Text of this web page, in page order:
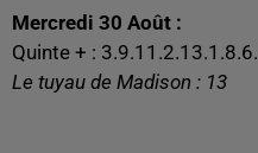
Mercredi 30 Août :
Quinte + : 3.9.11.2.13.1.8.6.
Le tuyau de Madison : 13